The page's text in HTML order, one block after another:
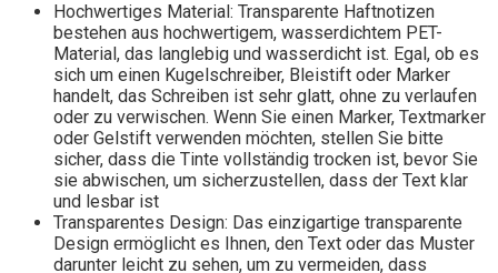
Hochwertiges Material: Transparente Haftnotizen
bestehen aus hochwertigem, wasserdichtem PET-
Material, das langlebig und wasserdicht ist. Egal, ob es
sich um einen Kugelschreiber, Bleistift oder Marker
handelt, das Schreiben ist sehr glatt, ohne zu verlaufen
oder zu verwischen. Wenn Sie einen Marker, Textmarker
oder Gelstift verwenden möchten, stellen Sie bitte
sicher, dass die Tinte vollständig trocken ist, bevor Sie
sie abwischen, um sicherzustellen, dass der Text klar
und lesbar ist
Transparentes Design: Das einzigartige transparente
Design ermöglicht es Ihnen, den Text oder das Muster
darunter leicht zu sehen, um zu vermeiden, dass